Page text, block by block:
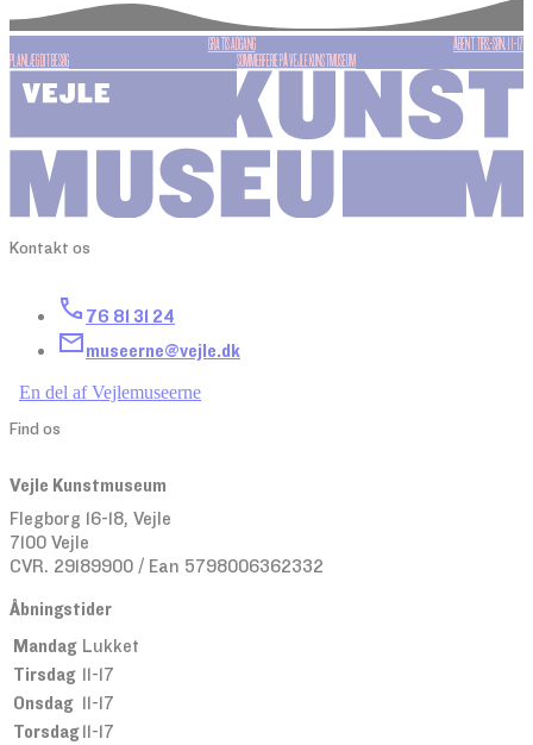
GRATIS ADGANG ÅBENT TIRS.-SØN. 11-17
PLANLÆG DIT BESØG SOMMERFERIE PÅ VEJLE KUNSTMUSEUM
Kontakt os
76 81 31 24
museerne@vejle.dk
En del af Vejlemuseerne
Find os
Vejle Kunstmuseum
Flegborg 16-18, Vejle
7100 Vejle
CVR. 29189900 / Ean 5798006362332
Åbningstider
Mandag Lukket
Tirsdag 11-17
Onsdag 11-17
Torsdag 11-17